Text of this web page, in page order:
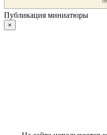
Публикация миниатюры
×